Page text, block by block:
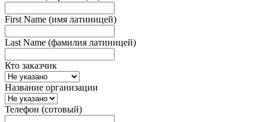
First Name (имя латиницей)
Last Name (фамилия латиницей)
Кто заказчик
Название организации
Телефон (сотовый)